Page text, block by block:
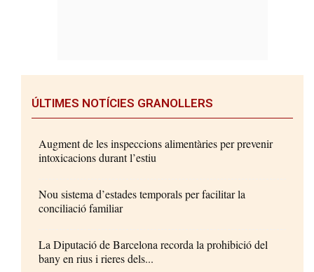
ÚLTIMES NOTÍCIES GRANOLLERS
Augment de les inspeccions alimentàries per prevenir
intoxicacions durant l’estiu
Nou sistema d’estades temporals per facilitar la
conciliació familiar
La Diputació de Barcelona recorda la prohibició del
bany en rius i rieres dels...